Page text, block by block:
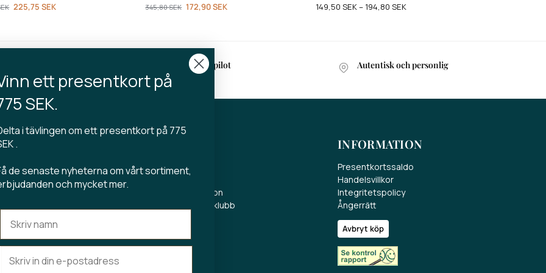
225,75SEK 345,80SEK 172,90SEK 149,50SEK– 194,80SEK
2-3 arbetsdagar
4.9 på Trustpilot Autentisk och personlig
23
C
Om Tibladin
Hållbar produktion
Registrera kundklubb
INFORMATION
Presentkortssaldo
Handelsvillkor
Integritetspolicy
Ångerrätt
Avbryt köp
ett presentkort på
SEK.
i tävlingen om ett presentkort på 775
.
de senaste nyheterna om vårt sortiment,
och mycket mer.